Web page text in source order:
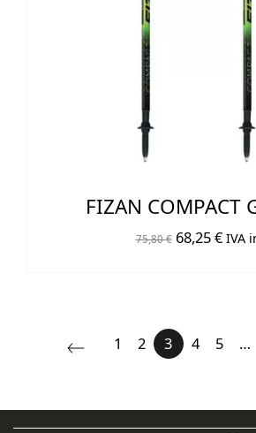
FIZAN COMPACT
75,80€ El
75,80 €.
68,25€ElIVA
1 2 3 4 5 …